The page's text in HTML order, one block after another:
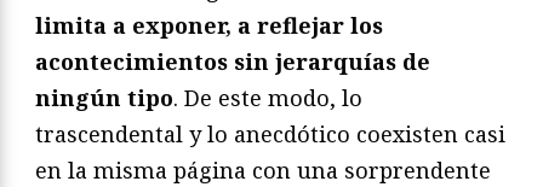
limita a exponer, a reflejar los
acontecimientos sin jerarquías de
ningún tipo. De este modo, lo
trascendental y lo anecdótico coexisten casi
en la misma página con una sorprendente